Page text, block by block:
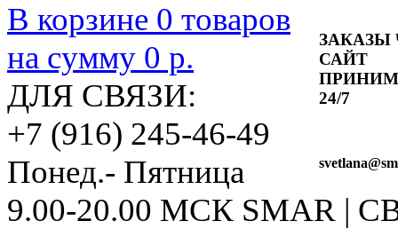
ЗАКАЗЫ
САЙТ
24/7
svetlana
В корзине 0 товаров
на сумму 0 р.
ДЛЯ СВЯЗИ:
+7 (916) 245-46-49
Понед.- Пятница
9.00-20.00 МСК SMAR |